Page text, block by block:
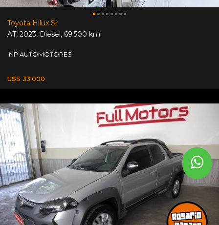
Toyota Hilux Sr
AT, 2023, Diesel, 69.500 km.
NP AUTOMOTORES
U$S 33.000